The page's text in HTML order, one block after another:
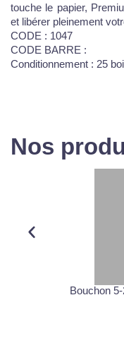
touche le papier,
et libérer pleinement
CODE : 1047
CODE BARRE :
Conditionnement : 25
Nos
Bouchon